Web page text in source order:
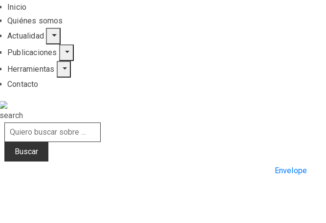
Inicio
Quiénes somos
Actualidad
Publicaciones
Herramientas
Contacto
Envelope